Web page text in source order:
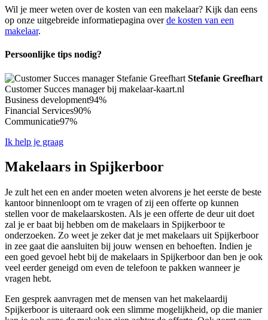
Wil je meer weten over de kosten van een makelaar? Kijk dan eens
op onze uitgebreide informatiepagina overde kosten van een
makelaar.
Persoonlijke tips nodig?
Stefanie Greefhart
Customer Succes manager bij makelaar-kaart.nl
Business development94%
Financial Services90%
Communicatie97%
Ik help je graag
Makelaars in Spijkerboor
Je zult het een en ander moeten weten alvorens je het eerste de beste
kantoor binnenloopt om te vragen of zij een offerte op kunnen
stellen voor de makelaarskosten. Als je een offerte de deur uit doet
zal je er baat bij hebben om de makelaars in Spijkerboor te
onderzoeken. Zo weet je zeker dat je met makelaars uit Spijkerboor
in zee gaat die aansluiten bij jouw wensen en behoeften. Indien je
een goed gevoel hebt bij de makelaars in Spijkerboor dan ben je ook
veel eerder geneigd om even de telefoon te pakken wanneer je
vragen hebt.
Een gesprek aanvragen met de mensen van het makelaardij
Spijkerboor is uiteraard ook een slimme mogelijkheid, op die manier